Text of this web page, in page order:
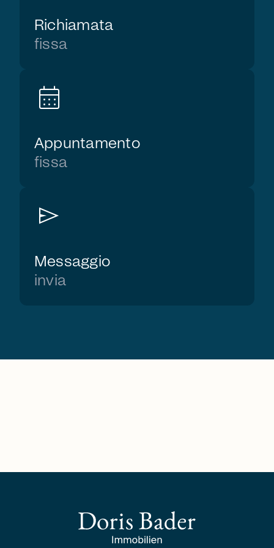
Richiamata
fissa
calendar_month
Appuntamento
fissa
send
Messaggio
invia